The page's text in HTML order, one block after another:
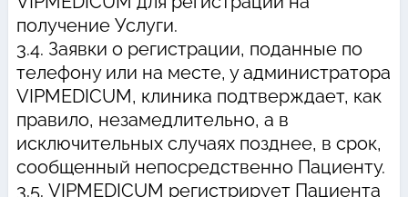
получение Услуги.
3.4. Заявки о регистрации, поданные по
телефону или на месте, у администратора
VIPMEDICUM, клиника подтверждает, как
правило, незамедлительно, а в
исключительных случаях позднее, в срок,
сообщенный непосредственно Пациенту.
3.5. VIPMEDICUM регистрирует Пациента